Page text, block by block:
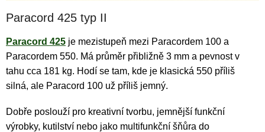
Paracord 425 typ II
Paracord 425 je mezistupeň mezi Paracordem 100 a
Paracordem 550. Má průměr přibližně 3 mm a pevnost v
tahu cca 181 kg. Hodí se tam, kde je klasická 550 příliš
silná, ale Paracord 100 už příliš jemný.
Dobře poslouží pro kreativní tvorbu, jemnější funkční
výrobky, kutilství nebo jako multifunkční šňůra do